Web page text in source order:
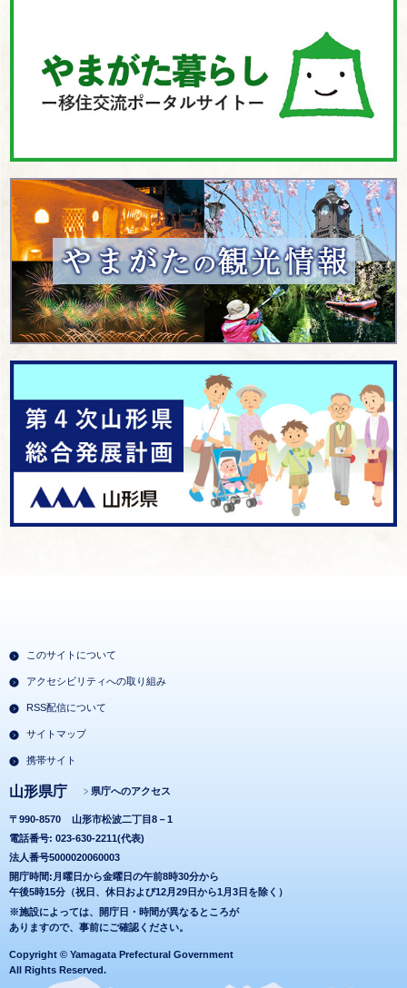
このサイトについて
アクセシビリティへの取り組み
RSS配信について
サイトマップ
携帯サイト
山形県庁 県庁へのアクセス
〒990-8570
山形市松波二丁目8－1
電話番号: 023-630-2211(代表)
法人番号5000020060003
開庁時間:月曜日から金曜日の午前8時30分から
午後5時15分（祝日、休日および12月29日から1月3日を除く）
※施設によっては、開庁日・時間が異なるところが
ありますので、事前にご確認ください。
Copyright © Yamagata Prefectural Government
All Rights Reserved.